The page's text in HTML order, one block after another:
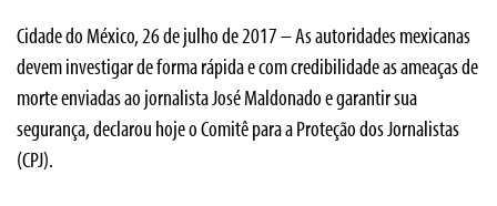
Cidade do México, 26 de julho de 2017 – As autoridades mexicanas
devem investigar de forma rápida e com credibilidade as ameaças de
morte enviadas ao jornalista José Maldonado e garantir sua
segurança, declarou hoje o Comitê para a Proteção dos Jornalistas
(CPJ).